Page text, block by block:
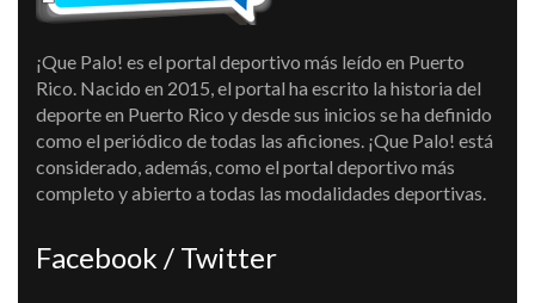
¡Que Palo! es el portal deportivo más leído en Puerto
Rico. Nacido en 2015, el portal ha escrito la historia del
deporte en Puerto Rico y desde sus inicios se ha definido
como el periódico de todas las aficiones. ¡Que Palo! está
considerado, además, como el portal deportivo más
completo y abierto a todas las modalidades deportivas.
Facebook / Twitter